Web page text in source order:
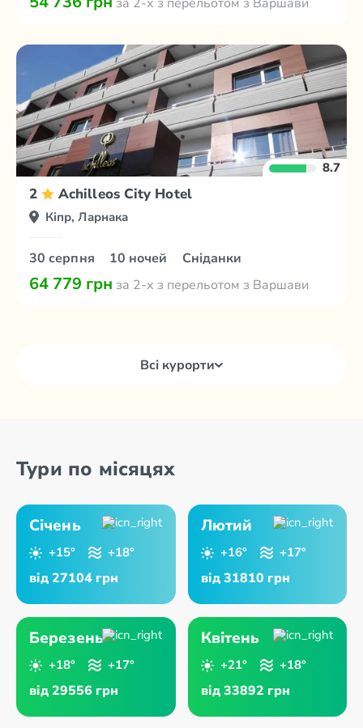
8.7
2 Achilleos City Hotel
Кіпр, Ларнака
30 серпня 10 ночей Сніданки
64 779 грн за 2-х з перельотом з Варшави
Всі курорти
Тури по місяцях
Січень
+15° +18°
від 27104 грн
Лютий
+16° +17°
від 31810 грн
Березень
+18° +17°
від 29556 грн
Квітень
+21° +18°
від 33892 грн